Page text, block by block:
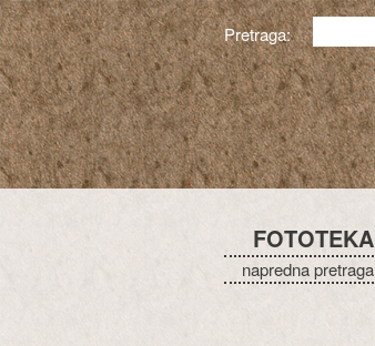
Pretraga:
FOTOTEKA
napredna pretraga